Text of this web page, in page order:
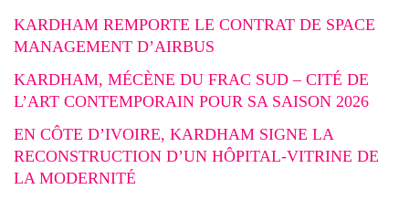
KARDHAM REMPORTE LE CONTRAT DE SPACE
MANAGEMENT D’AIRBUS
KARDHAM, MÉCÈNE DU FRAC SUD – CITÉ DE
L’ART CONTEMPORAIN POUR SA SAISON 2026
EN CÔTE D’IVOIRE, KARDHAM SIGNE LA
RECONSTRUCTION D’UN HÔPITAL-VITRINE DE
LA MODERNITÉ